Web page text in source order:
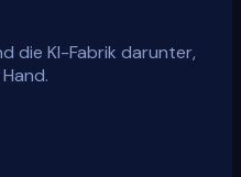
die KI-Fabrik darunter,